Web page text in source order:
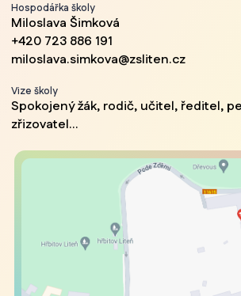
Hospodářka školy
Miloslava Šimková
+420 723 886 191
miloslava.simkova@zsliten.cz
Vize školy
Spokojený žák, rodič, učitel, ředitel,
zřizovatel...